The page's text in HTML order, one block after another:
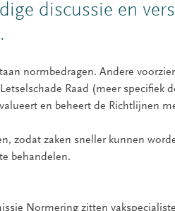
discussie en
normbedragen. Andere
Raad (meer specifiek
en beheert de Richtlijnen
zodat zaken sneller kunnen
behandelen.
Normering zitten